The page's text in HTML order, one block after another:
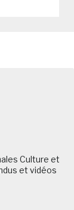
Culture et
et vidéos